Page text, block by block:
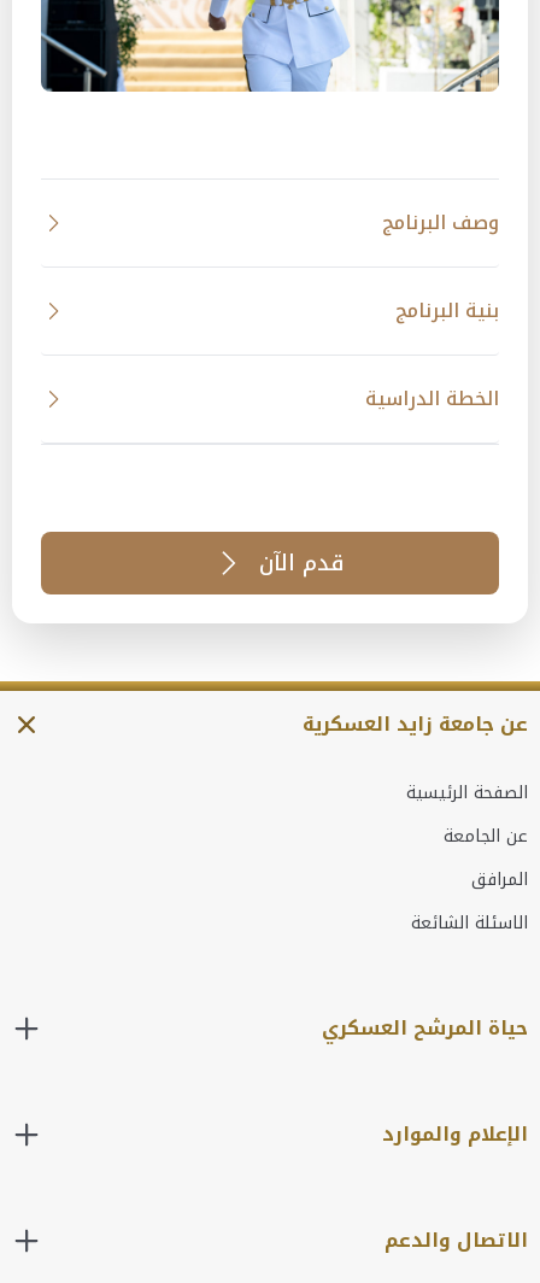
وصف البرنامج
بنية البرنامج
الخطة الدراسية
قدم الآن
عن جامعة زايد العسكرية
الصفحة الرئيسية
عن الجامعة
المرافق
الاسئلة الشائعة
حياة المرشح العسكري
الإعلام والموارد
الاتصال والدعم